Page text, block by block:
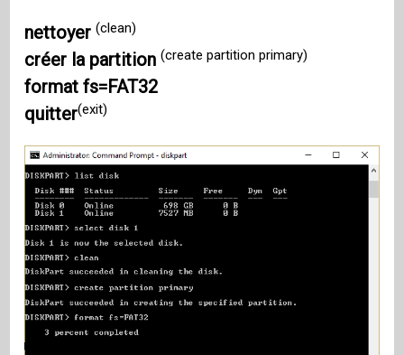
nettoyer(clean)
créer la partition(create partition primary)
format fs=FAT32
quitter(exit)